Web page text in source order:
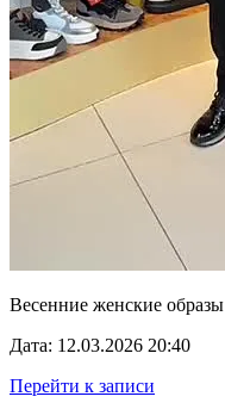
Весенние женские образы
Дата: 12.03.2026 20:40
Перейти к записи